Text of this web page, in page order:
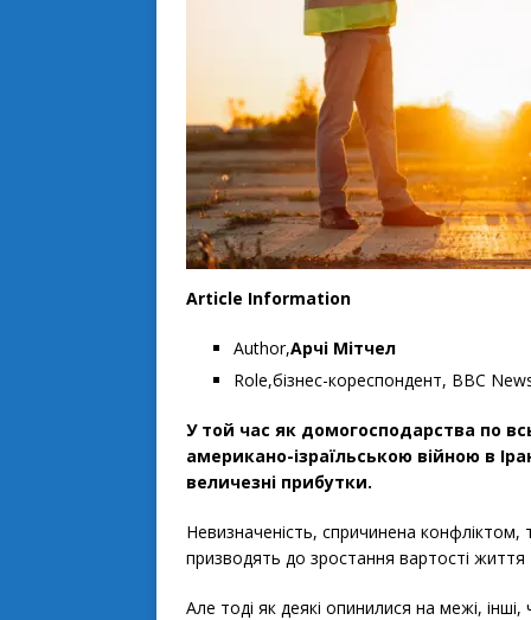
Article Information
Author,Арчі Мітчел
Role,бізнес-кореспондент, ВВС
У той час як домогосподарства по
американо-ізраїльською війною в
величезні прибутки.
Невизначеність, спричинена
призводять до зростання вартості життя
Але тоді як деякі опинилися на межі,